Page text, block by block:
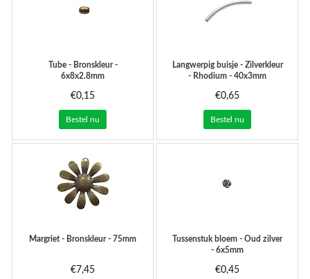
Tube - Bronskleur -
6x8x2.8mm
€0,15
Bestel nu
Langwerpig buisje - Zilverkleur
- Rhodium - 40x3mm
€0,65
Bestel nu
Margriet - Bronskleur - 75mm
€7,45
Tussenstuk bloem - Oud zilver
- 6x5mm
€0,45